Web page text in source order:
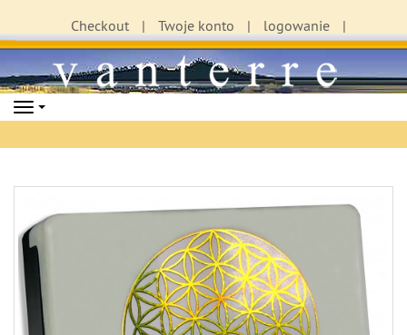
Checkout Twoje konto logowanie
Navigation